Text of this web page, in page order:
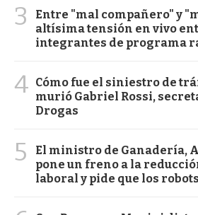
3
Entre "mal compañero" y
altísima tensión en vivo
integrantes de programa
4 Cómo fue el siniestro de
murió Gabriel Rossi,
Drogas
5
El ministro de Ganadería,
pone un freno a la
laboral y pide que los